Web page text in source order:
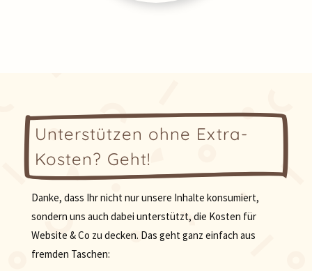
Unterstützen ohne Extra-
Kosten? Geht!
Danke, dass Ihr nicht nur unsere Inhalte konsumiert,
sondern uns auch dabei unterstützt, die Kosten für
Website & Co zu decken. Das geht ganz einfach aus
fremden Taschen: